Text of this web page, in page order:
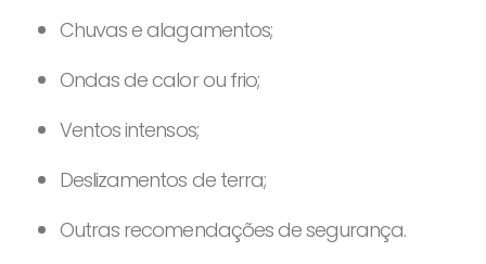
Chuvas e alagamentos;
Ondas de calor ou frio;
Ventos intensos;
Deslizamentos de terra;
Outras recomendações de segurança.